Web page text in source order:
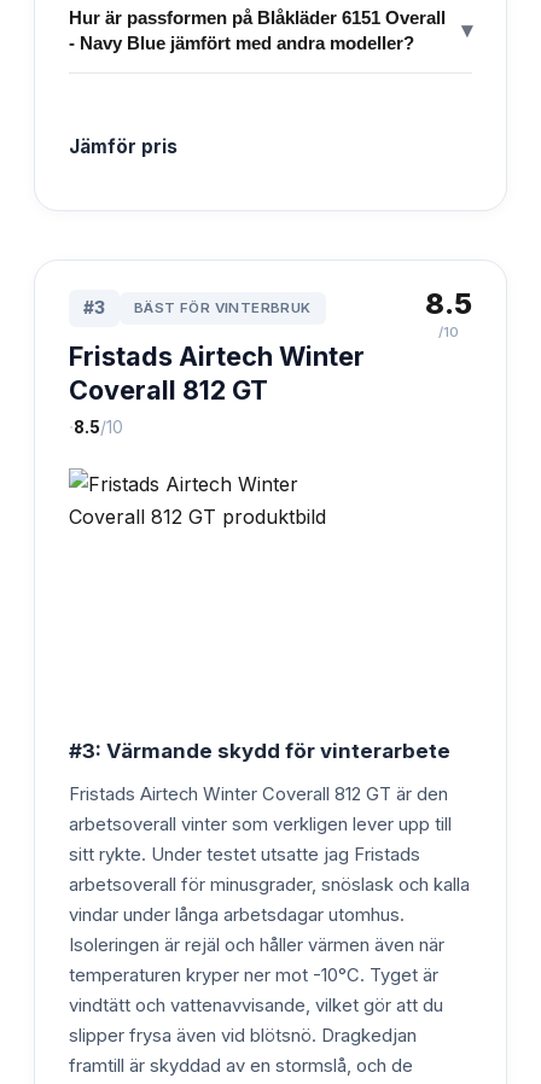
Hur är passformen på Blåkläder 6151 Overall
- Navy Blue jämfört med andra modeller?
▾
Jämför pris
#3 BÄST FÖR VINTERBRUK
Fristads Airtech Winter
Coverall 812 GT
·8.5/10
8.5
/10
#3: Värmande skydd för vinterarbete
Fristads Airtech Winter Coverall 812 GT är den
arbetsoverall vinter som verkligen lever upp till
sitt rykte. Under testet utsatte jag Fristads
arbetsoverall för minusgrader, snöslask och kalla
vindar under långa arbetsdagar utomhus.
Isoleringen är rejäl och håller värmen även när
temperaturen kryper ner mot -10°C. Tyget är
vindtätt och vattenavvisande, vilket gör att du
slipper frysa även vid blötsnö. Dragkedjan
framtill är skyddad av en stormslå, och de